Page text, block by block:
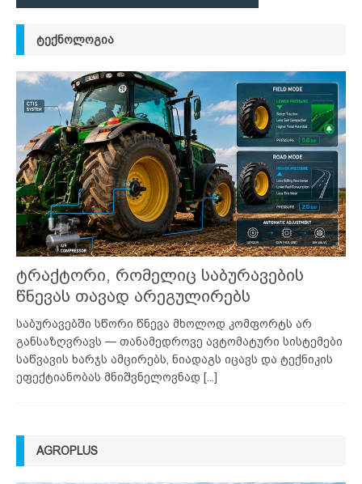
ᲢᲔᲥᲜᲝᲚᲝᲒᲘᲐ
ტრაქტორი, რომელიც საბურავების
წნევას თავად არეგულირებს
საბურავებში სწორი წნევა მხოლოდ კომფორტს არ
განსაზღვრავს — თანამედროვე ავტომატური სისტემები
საწვავის ხარჯს ამცირებს, ნიადაგს იცავს და ტექნიკის
ეფექტიანობას მნიშვნელოვნად [...]
AGROPLUS